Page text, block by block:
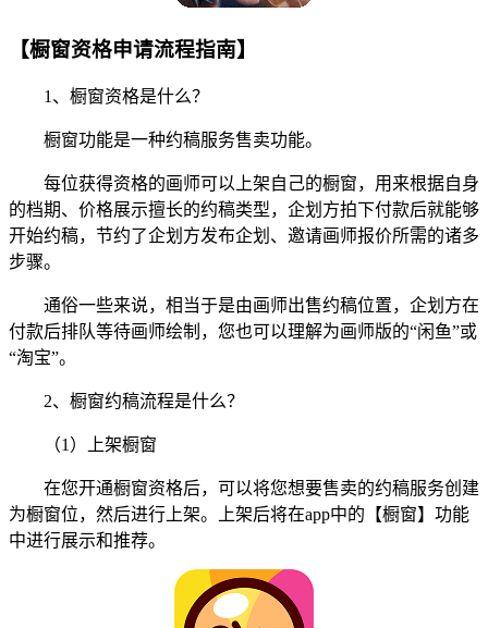
【橱窗资格申请流程指南】
1、橱窗资格是什么？
橱窗功能是一种约稿服务售卖功能。
每位获得资格的画师可以上架自己的橱窗，用来根据自身
的档期、价格展示擅长的约稿类型，企划方拍下付款后就能够
开始约稿，节约了企划方发布企划、邀请画师报价所需的诸多
步骤。
通俗一些来说，相当于是由画师出售约稿位置，企划方在
付款后排队等待画师绘制，您也可以理解为画师版的“闲鱼”或
“淘宝”。
2、橱窗约稿流程是什么？
（1）上架橱窗
在您开通橱窗资格后，可以将您想要售卖的约稿服务创建
为橱窗位，然后进行上架。上架后将在app中的【橱窗】功能
中进行展示和推荐。